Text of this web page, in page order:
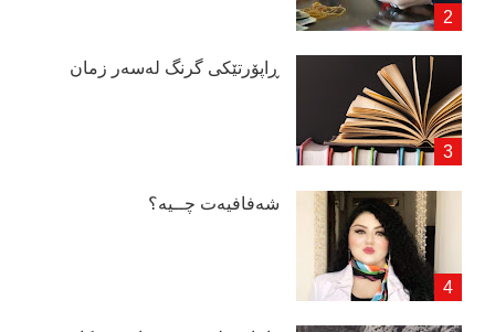
ڕاپۆرتێكی گرنگ لەسەر زمان
شەفافیەت چــیە؟